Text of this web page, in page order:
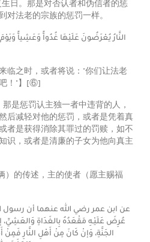
日。那是对否认者和伪信者的惩
对法老的宗族的惩罚一样。
النَّارُ يُعْرَضُونَ عَلَيْهَا غُدُواًّ وَعَشِياًّ
临之时，或者将说："你们让法老
！"】
[⑥]
是惩罚认主独一者中违背的人，
后减轻对他的惩罚，或者是凭着真
者是获得消除其罪过的罚赎，如不
识，或者是清廉的子女为他向真主
）的传述，主的使者（愿主赐福
عن ابن عمر رضي الله عنهما أن رسول
عُرِضَ عَلَيْـهِ مَقْعَدُهُ بِالغَدَاةِ
الجَنَّةِ، وَإنْ كَانَ مِنْ أَهْلِ النَّارِ فَمِنْ